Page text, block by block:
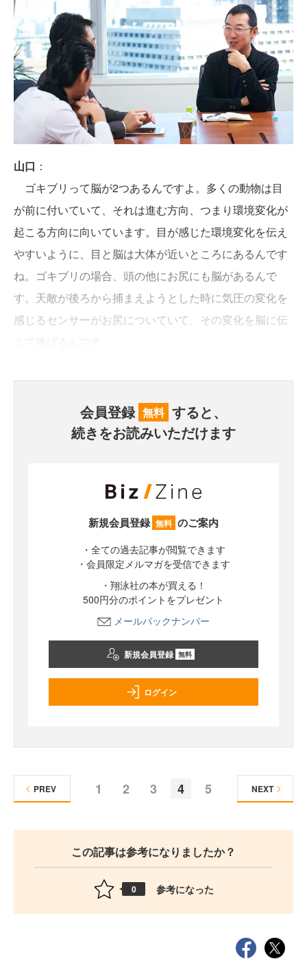
山口 ：
ゴキブリって脳が2つあるんですよ。多くの動物は目
が前に付いていて、それは進む方向、つまり環境変化が
起こる方向に向いています。目が感じた環境変化を伝え
やすいように、目と脳は大体が近いところにあるんです
ね。ゴキブリの場合、頭の他にお尻にも脳があるんで
す。天敵が後ろから捕まえようとした時に気圧の変化を
感じるセンサーがお尻についていて、その変化を脳に伝
会員登録 無料 すると、
続きをお読みいただけます
新規会員登録 無料 のご案内
・全ての過去記事が閲覧できます
・会員限定メルマガを受信できます
・翔泳社の本が買える！
500円分のポイントをプレゼント
メールバックナンバー
新規会員登録 無料
ログイン
1 2 3 4 5
PREV NEXT
この記事は参考になりましたか？
0 参考になった